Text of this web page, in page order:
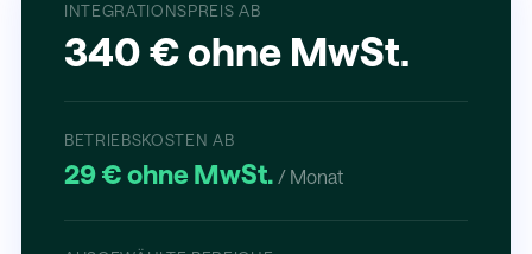
INTEGRATIONSPREIS AB
340 € ohne MwSt.
BETRIEBSKOSTEN AB
29 € ohne MwSt. / Monat